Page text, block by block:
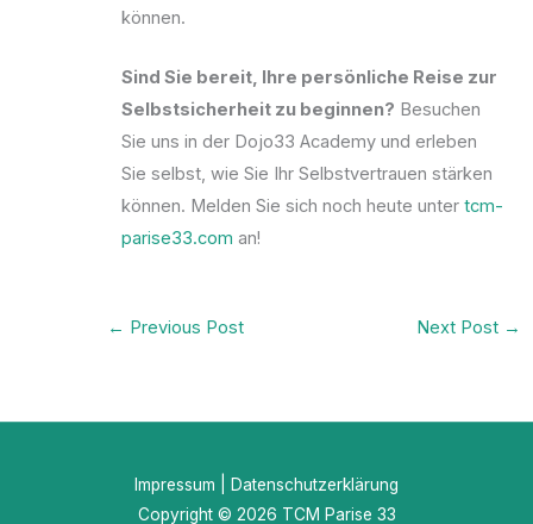
können.
Sind Sie bereit, Ihre persönliche Reise zur
Selbstsicherheit zu beginnen? Besuchen
Sie uns in der Dojo33 Academy und erleben
Sie selbst, wie Sie Ihr Selbstvertrauen stärken
können. Melden Sie sich noch heute untertcm-
parise33.com an!
← Previous Post Next Post →
Impressum
Datenschutzerklärung
Copyright © 2026 TCM Parise 33